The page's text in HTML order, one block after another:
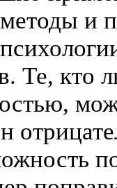
и
Те, кто